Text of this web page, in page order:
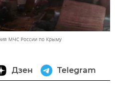
МЧС России по Крыму
Дзен Telegram